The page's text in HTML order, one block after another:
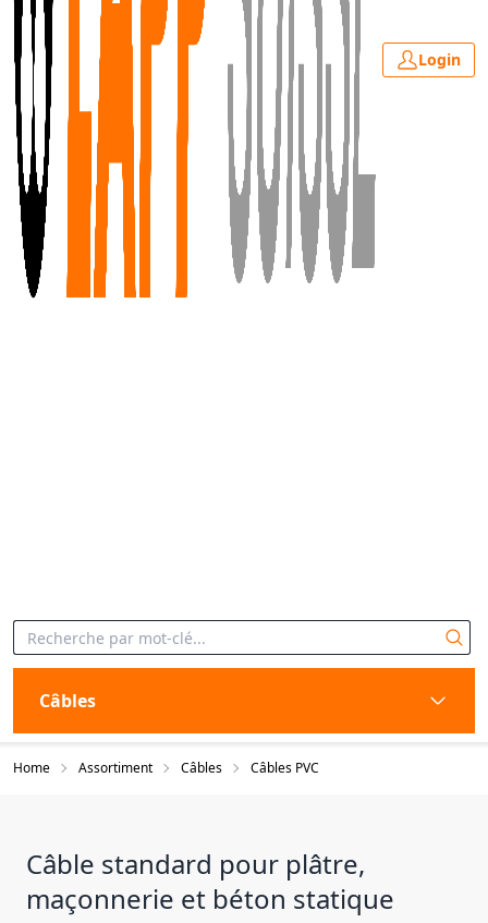
Login
Câbles
Home Assortiment Câbles Câbles PVC
Câble standard pour plâtre,
maçonnerie et béton statique